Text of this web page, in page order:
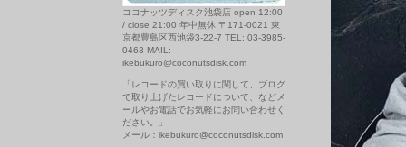
ココナッツディスク池袋店 open 12:00
/ close 21:00 年中無休 〒171-0021 東
京都豊島区西池袋3-22-7 TEL: 03-3985-
0463 MAIL:
ikebukuro@coconutsdisk.com
「レコードの買い取りに関して、ブログ
で取り上げたレコードについて、などメ
ールやお電話でお気軽にお問い合わせく
ださい。」
メール：ikebukuro@coconutsdisk.com